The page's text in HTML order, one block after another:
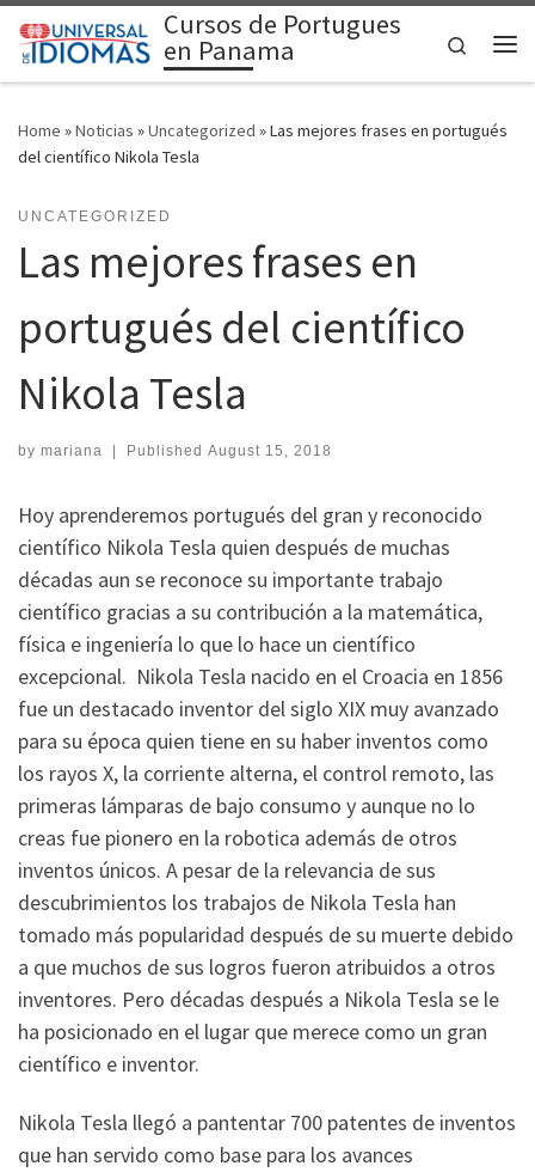
Skip to content Cursos de Portugues
en Panama
Search
Home »Noticias »Uncategorized »Las mejores frases en portugués
del científico Nikola Tesla
UNCATEGORIZED
Las mejores frases en
portugués del científico
Nikola Tesla
by mariana Published August 15, 2018
Hoy aprenderemos portugués del gran y reconocido
científico Nikola Tesla quien después de muchas
décadas aun se reconoce su importante trabajo
científico gracias a su contribución a la matemática,
física e ingeniería lo que lo hace un científico
excepcional. Nikola Tesla nacido en el Croacia en 1856
fue un destacado inventor del siglo XIX muy avanzado
para su época quien tiene en su haber inventos como
los rayos X, la corriente alterna, el control remoto, las
primeras lámparas de bajo consumo y aunque no lo
creas fue pionero en la robotica además de otros
inventos únicos. A pesar de la relevancia de sus
descubrimientos los trabajos de Nikola Tesla han
tomado más popularidad después de su muerte debido
a que muchos de sus logros fueron atribuidos a otros
inventores. Pero décadas después a Nikola Tesla se le
ha posicionado en el lugar que merece como un gran
científico e inventor.
Nikola Tesla llegó a pantentar 700 patentes de inventos
que han servido como base para los avances